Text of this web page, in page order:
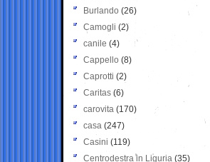
Burlando (26)
Camogli (2)
canile (4)
Cappello (8)
Caprotti (2)
Caritas (6)
carovita (170)
casa (247)
Casini (119)
Centrodestra in Liguria (35)